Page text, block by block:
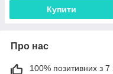
Купити
Про нас
100% позитивних з 7